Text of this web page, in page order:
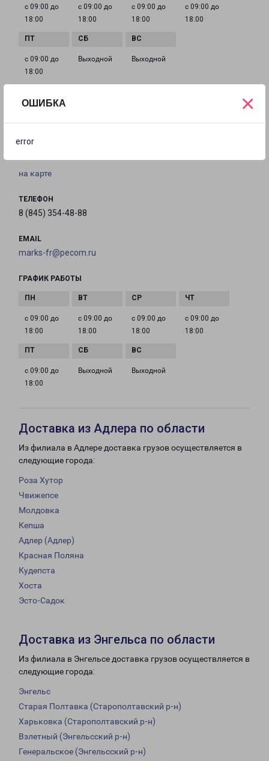
ОШИБКА
error
×
с 09:00 до
18:00
с 09:00 до
18:00
с 09:00 до
18:00
с 09:00 до
18:00
с 09:00 до
18:00
Выходной Выходной
Ленина д. 102 В
на карте
ТЕЛЕФОН
8 (845) 354-48-88
EMAIL
marks-fr@pecom.ru
ГРАФИК РАБОТЫ
с 09:00 до
18:00
с 09:00 до
18:00
с 09:00 до
18:00
с 09:00 до
18:00
с 09:00 до
18:00
Выходной Выходной
Доставка из Адлера по области
Из филиала в Адлере доставка грузов осуществляется в
следующие города:
Роза Хутор
Чвижепсе
Молдовка
Кепша
Адлер (Адлер)
Красная Поляна
Кудепста
Хоста
Эсто-Садок
Доставка из Энгельса по области
Из филиала в Энгельсе доставка грузов осуществляется в
следующие города:
Энгельс
Старая Полтавка (Старополтавский р-н)
Харьковка (Старополтавский р-н)
Взлетный (Энгельсский р-н)
Генеральское (Энгельсский р-н)